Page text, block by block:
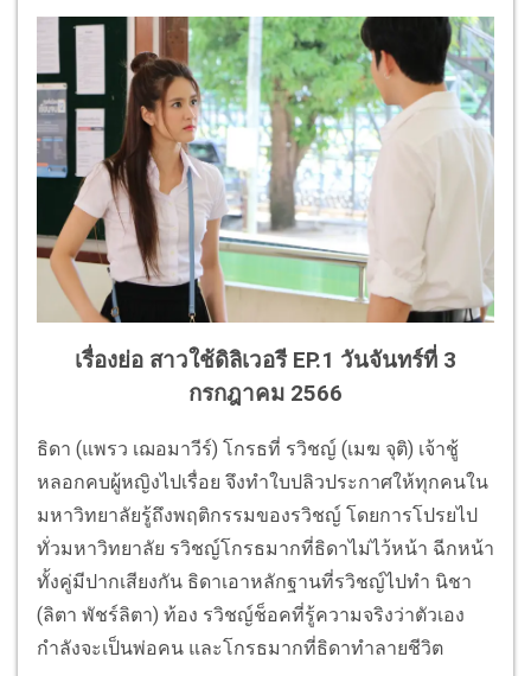
เรื่องย่อ สาวใช้ดิลิเวอรี EP.1 วันจันทร์ที่ 3
กรกฎาคม 2566
ธิดา (แพรว เฌอมาวีร์) โกรธที่ รวิชญ์ (เมฆ จุติ) เจ้าชู้
หลอกคบผู้หญิงไปเรื่อย จึงทำใบปลิวประกาศให้ทุกคนใน
มหาวิทยาลัยรู้ถึงพฤติกรรมของรวิชญ์ โดยการโปรยไป
ทั่วมหาวิทยาลัย รวิชญ์โกรธมากที่ธิดาไม่ไว้หน้า ฉีกหน้า
ทั้งคู่มีปากเสียงกัน ธิดาเอาหลักฐานที่รวิชญ์ไปทำ นิชา
(ลิตา พัชร์ลิตา) ท้อง รวิชญ์ช็อคที่รู้ความจริงว่าตัวเอง
กำลังจะเป็นพ่อคน และโกรธมากที่ธิดาทำลายชีวิต